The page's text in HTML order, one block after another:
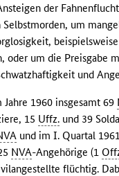
der
um
oder um die Preisgabe
und
1960 insgesamt 69
15 Uffz. und 39
und im I. Quartal
NVA-Angehörige (1
flüchtig.